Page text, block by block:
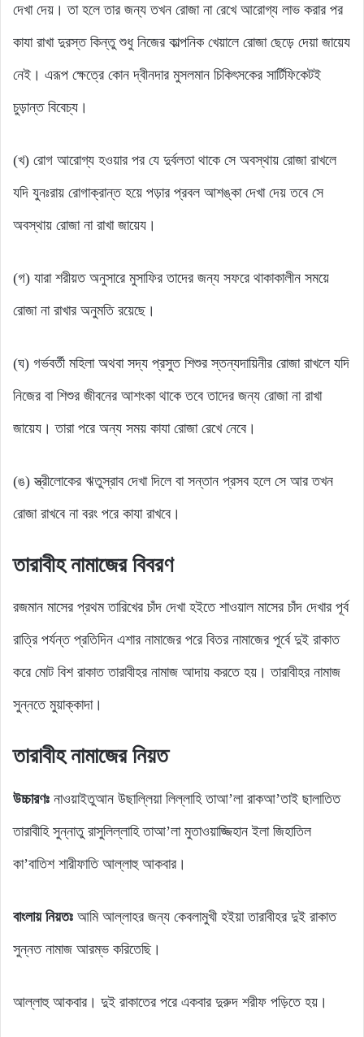
দেখা দেয়। তা হলে তার জন্য তখন রোজা না রেখে আরোগ্য লাভ করার পর
কাযা রাখা দুরস্ত কিন্তু শুধু নিজের কাল্পনিক খেয়ালে রোজা ছেড়ে দেয়া জায়েয
নেই। এরূপ ক্ষেত্রে কোন দ্বীনদার মুসলমান চিকিৎসকের সার্টিফিকেটই
চুড়ান্ত বিবেচ্য।
(খ) রোগ আরোগ্য হওয়ার পর যে দুর্বলতা থাকে সে অবস্থায় রোজা রাখলে
যদি যুনঃরায় রোগাক্রান্ত হয়ে পড়ার প্রবল আশঙ্কা দেখা দেয় তবে সে
অবস্থায় রোজা না রাখা জায়েয।
(গ) যারা শরীয়ত অনুসারে মুসাফির তাদের জন্য সফরে থাকাকালীন সময়ে
রোজা না রাখার অনুমতি রয়েছে।
(ঘ) গর্ভবর্তী মহিলা অথবা সদ্য প্রসুত শিশুর স্তন্যদায়িনীর রোজা রাখলে যদি
নিজের বা শিশুর জীবনের আশংকা থাকে তবে তাদের জন্য রোজা না রাখা
জায়েয। তারা পরে অন্য সময় কাযা রোজা রেখে নেবে।
(ঙ) স্ত্রীলোকের ঋতুস্রাব দেখা দিলে বা সন্তান প্রসব হলে সে আর তখন
রোজা রাখবে না বরং পরে কাযা রাখবে।
তারাবীহ নামাজের বিবরণ
রজমান মাসের প্রথম তারিখের চাঁদ দেখা হইতে শাওয়াল মাসের চাঁদ দেখার পূর্ব
রাত্রি পর্যন্ত প্রতিদিন এশার নামাজের পরে বিতর নামাজের পূর্বে দুই রাকাত
করে মোট বিশ রাকাত তারাবীহর নামাজ আদায় করতে হয়। তারাবীহর নামাজ
সুন্নতে মুয়াক্কাদা।
তারাবীহ নামাজের নিয়ত
উচ্চারণঃ নাওয়াইতুআন উছাল্লিয়া লিল্লাহি তাআ’লা রাকআ’তাই ছালাতিত
তারাবীহি সুন্নাতু রাসুলিল্লাহি তাআ’লা মুতাওয়াজ্জিহান ইলা জিহাতিল
কা’বাতিশ শারীফাতি আল্লাহু আকবার।
বাংলায় নিয়তঃ আমি আল্লাহর জন্য কেবলামুখী হইয়া তারাবীহর দুই রাকাত
সুন্নত নামাজ আরম্ভ করিতেছি।
আল্লাহু আকবার। দুই রাকাতের পরে একবার দুরুদ শরীফ পড়িতে হয়।